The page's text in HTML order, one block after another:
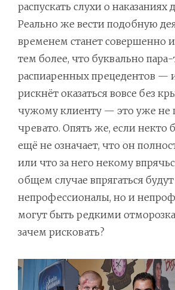
распускать слухи о наказаниях
Реально же вести подобную
временем станет совершенно
тем более, что буквально
распиаренных прецедентов —
рискнёт оказаться вовсе без
чужому клиенту — это уже не
чревато. Опять же, если некто
ещё не означает, что он
или что за него некому
общем случае впрягаться будут
непрофессионалы, но и
могут быть редкими
зачем рисковать?